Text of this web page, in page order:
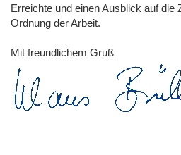
Erreichte und einen Ausblick auf die
Ordnung der Arbeit.
Mit freundlichem Gruß